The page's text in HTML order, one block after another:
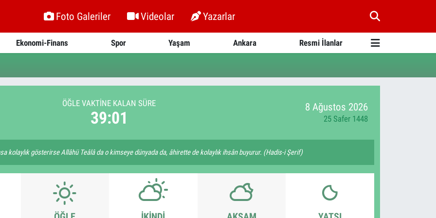
Foto Galeriler Videolar Yazarlar
Ekonomi-Finans Spor Yaşam Ankara Resmi İlanlar
ÖĞLE VAKTİNE KALAN SÜRE
39:01
8 Ağustos 2026
25 Safer 1448
kolaylık gösterirse Allâhü Teâlâ da o kimseye dünyada da, âhirette de kolaylık ihsân buyurur. (Hadis-i Şerif)